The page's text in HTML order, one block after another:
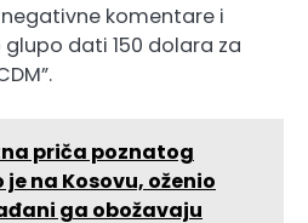
komentare i
glupo dati 150 dolara za
priča poznatog
na Kosovu, oženio
ga obožavaju